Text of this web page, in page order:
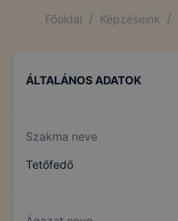
Főoldal / Képzéseink /
ÁLTALÁNOS ADATOK
Szakma neve
Tetőfedő